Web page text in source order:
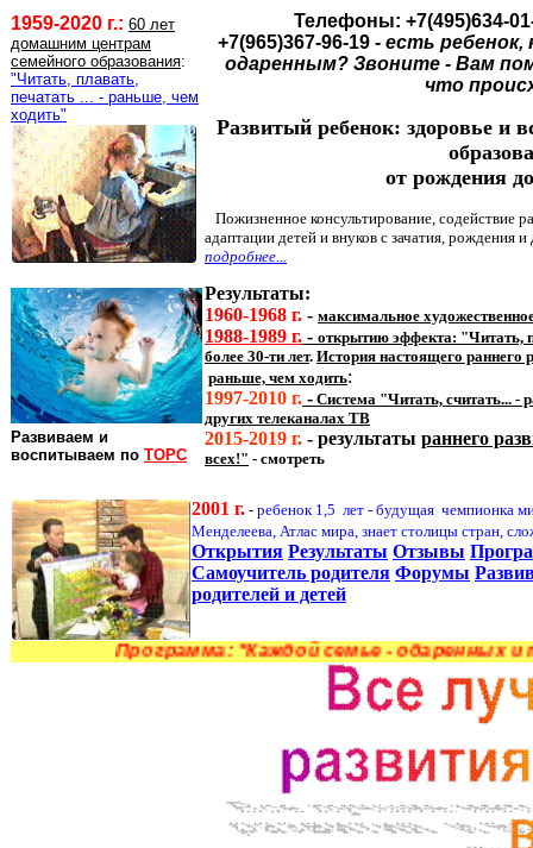
1959-2020 г.: 60 лет
домашним центрам
семейного образования:
"Читать, плавать,
печатать ... - раньше, чем
ходить"
Телефоны: +7(495)634-
+7(965)367-96-19 - есть
одаренным? Звоните - Вам
что
Развитый ребенок: здоровье и
от рождения
Пожизненное консультирование, содействие
адаптации детей и внуков с зачатия, рождения
подробнее...
Развиваем и
воспитываем по ТОРС
Результаты:
1960-1968 г. - максимальное
1988-1989 г. - открытию эффекта: "Читать,
более 30-ти лет. История настоящего раннего
раньше, чем ходить:
1997-2010 г. - Система "Читать, считать... -
других телеканалах ТВ
2015-2019 г. - результаты раннего
всех!" - смотреть
2001 г. - ребенок 1,5 лет - будущая чемпионка
Менделеева, Атлас мира, знает столицы стран,
Открытия Результаты Отзывы
Самоучитель родителя Форумы
родителей и детей
Программа: "Каждой семье -